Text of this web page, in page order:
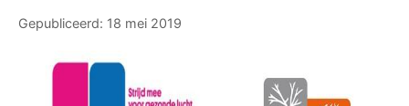
Gepubliceerd: 18 mei 2019